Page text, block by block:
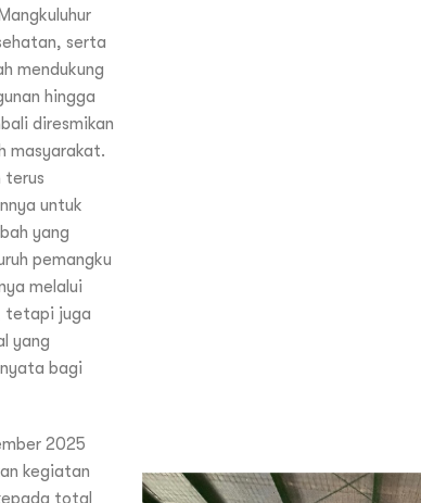
serta
mendukung
hingga
diresmikan
masyarakat.
terus
untuk
yang
pemangku
melalui
tetapi juga
yang
bagi
2025
kegiatan
total